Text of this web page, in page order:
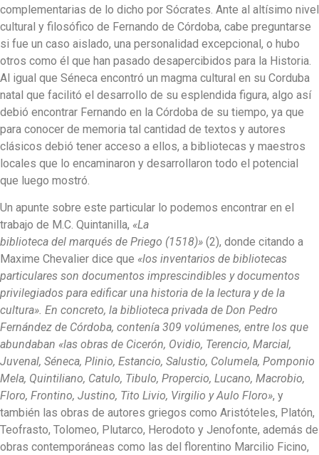
complementarias de lo dicho por Sócrates. Ante al altísimo nivel
cultural y filosófico de Fernando de Córdoba, cabe preguntarse
si fue un caso aislado, una personalidad excepcional, o hubo
otros como él que han pasado desapercibidos para la Historia.
Al igual que Séneca encontró un magma cultural en su Corduba
natal que facilitó el desarrollo de su esplendida figura, algo así
debió encontrar Fernando en la Córdoba de su tiempo, ya que
para conocer de memoria tal cantidad de textos y autores
clásicos debió tener acceso a ellos, a bibliotecas y maestros
locales que lo encaminaron y desarrollaron todo el potencial
que luego mostró.
Un apunte sobre este particular lo podemos encontrar en el
trabajo de M.C. Quintanilla, «La
biblioteca del marqués de Priego (1518)» (2), donde citando a
Maxime Chevalier dice que «los inventarios de bibliotecas
particulares son documentos imprescindibles y documentos
privilegiados para edificar una historia de la lectura y de la
cultura». En concreto, la biblioteca privada de Don Pedro
Fernández de Córdoba, contenía 309 volúmenes, entre los que
abundaban «las obras de Cicerón, Ovidio, Terencio, Marcial,
Juvenal, Séneca, Plinio, Estancio, Salustio, Columela, Pomponio
Mela, Quintiliano, Catulo, Tibulo, Propercio, Lucano, Macrobio,
Floro, Frontino, Justino, Tito Livio, Virgilio y Aulo Floro», y
también las obras de autores griegos como Aristóteles, Platón,
Teofrasto, Tolomeo, Plutarco, Herodoto y Jenofonte, además de
obras contemporáneas como las del florentino Marcilio Ficino,